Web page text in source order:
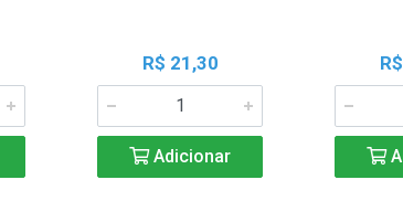
R$ 21,30
Adicionar